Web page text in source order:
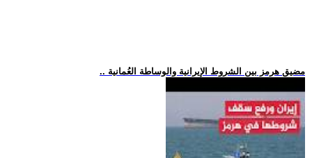
.. مضيق هرمز بين الشروط الإيرانية والوساطة العُمانية